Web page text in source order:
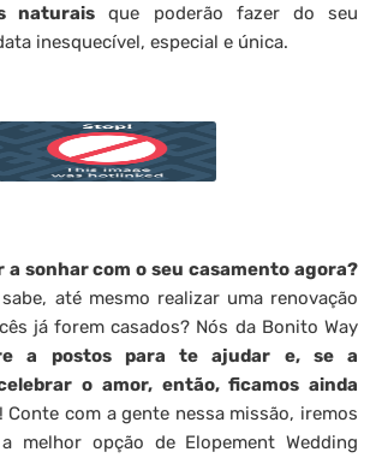
naturais que poderão fazer do seu
inesquecível, especial e única.
a sonhar com o seu casamento agora?
até mesmo realizar uma renovação
já forem casados? Nós da Bonito Way
a postos para te ajudar e, se a
o amor, então, ficamos ainda
Conte com a gente nessa missão, iremos
melhor opção de Elopement Wedding